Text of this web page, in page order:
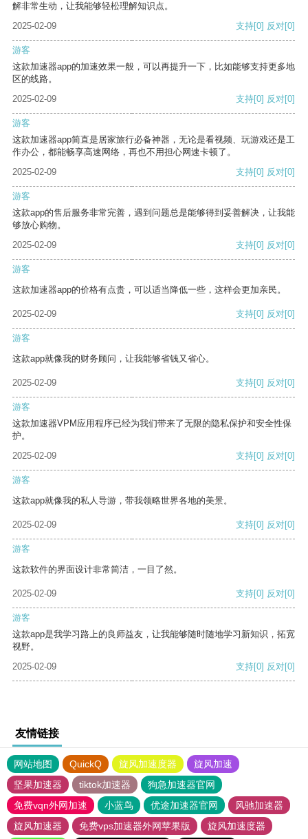
解非常生动，让我能够轻松理解知识点。
2025-02-09
支持[0] 反对[0]
游客
这款加速器app的加速效果一般，可以再提升一下，比如能够支持更多地
区的线路。
2025-02-09
支持[0] 反对[0]
游客
这款加速器app简直是居家旅行必备神器，无论是看视频、玩游戏还是工
作办公，都能畅享高速网络，再也不用担心网速卡顿了。
2025-02-09
支持[0] 反对[0]
游客
这款app的售后服务非常完善，遇到问题总是能够得到妥善解决，让我能
够放心购物。
2025-02-09
支持[0] 反对[0]
游客
这款加速器app的价格有点贵，可以适当降低一些，这样会更加亲民。
2025-02-09 支持[0] 反对[0]
游客
这款app就像我的财务顾问，让我能够省钱又省心。
2025-02-09 支持[0] 反对[0]
游客
这款加速器VPM应用程序已经为我们带来了无限的隐私保护和安全性保
护。
2025-02-09
支持[0] 反对[0]
游客
这款app就像我的私人导游，带我领略世界各地的美景。
2025-02-09 支持[0] 反对[0]
游客
这款软件的界面设计非常简洁，一目了然。
2025-02-09 支持[0] 反对[0]
游客
这款app是我学习路上的良师益友，让我能够随时随地学习新知识，拓宽
视野。
2025-02-09
支持[0] 反对[0]
友情链接
网站地图 QuickQ 旋风加速度器
旋风加速
坚果加速器
tiktok加速器
狗急加速器官网
免费vqn外网加速
小蓝鸟 优途加速器官网
风驰加速器
旋风加速器
免费vps加速器外网苹果版 旋风加速度器